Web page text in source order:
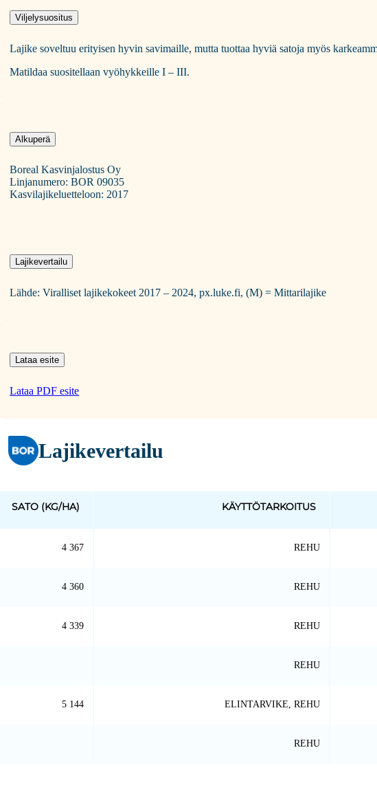
Viljelysuositus
Lajike soveltuu erityisen hyvin savimaille, mutta tuottaa hyviä satoja myös
Matildaa suositellaan vyöhykkeille I – III.
Alkuperä
Boreal Kasvinjalostus Oy
Linjanumero: BOR 09035
Kasvilajikeluetteloon: 2017
Lajikevertailu
Lähde: Viralliset lajikekokeet 2017 – 2024, px.luke.fi, (M) = Mittarilajike
Lataa esite
Lataa PDF esite
Lajikevertailu
SATO (KG/HA) KÄYTTÖTARKOITUS
4 367 REHU
4 360 REHU
4 339 REHU
REHU
5 144 ELINTARVIKE, REHU
REHU